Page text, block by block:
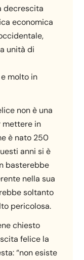
decrescita
economica
unità di
molto in
non è una
mettere in
è nato 250
anni si è
basterebbe
nella sua
soltanto
pericolosa.
chiesto
felice la
“non esiste